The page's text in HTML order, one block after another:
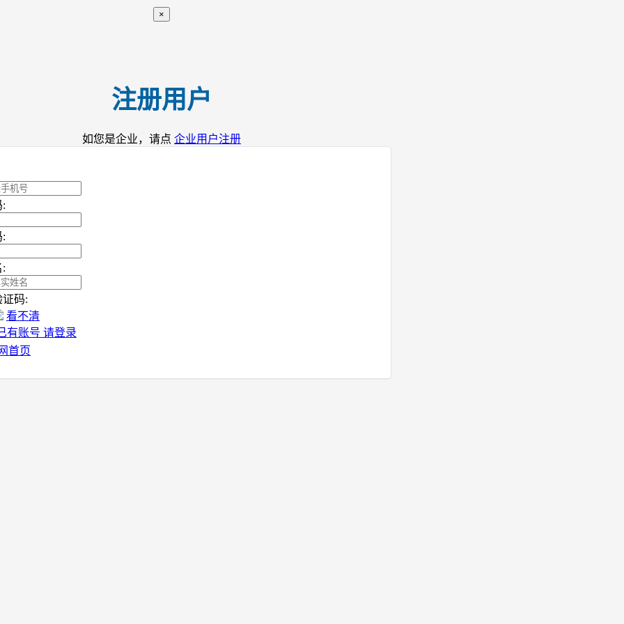
×
注册用户
如您是企业，请点 企业用户注册
:
:
:
码:
看不清
有账号 请登录
首页